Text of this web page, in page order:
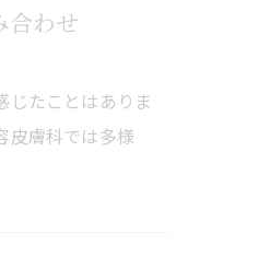
合わせ
じたことはありま
皮膚科では多様